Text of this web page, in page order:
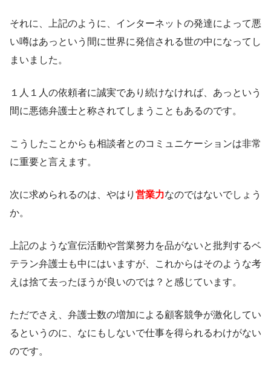
それに、上記のように、インターネットの発達によって悪
い噂はあっという間に世界に発信される世の中になってし
まいました。
１人１人の依頼者に誠実であり続けなければ、あっという
間に悪徳弁護士と称されてしまうこともあるのです。
こうしたことからも相談者とのコミュニケーションは非常
に重要と言えます。
次に求められるのは、やはり 営業力なのではないでしょう
か。
上記のような宣伝活動や営業努力を品がないと批判するベ
テラン弁護士も中にはいますが、これからはそのような考
えは捨て去ったほうが良いのでは？と感じています。
ただでさえ、弁護士数の増加による顧客競争が激化してい
るというのに、なにもしないで仕事を得られるわけがない
のです。